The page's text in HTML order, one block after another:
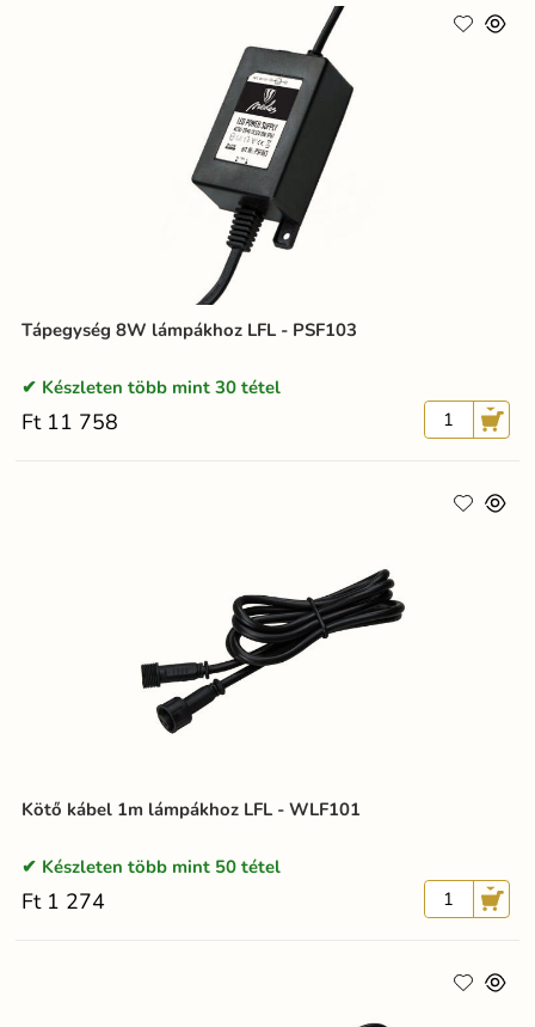
Tápegység 8W lámpákhoz LFL - PSF103
Készleten több mint 30 tétel
Ft 11 758
Kötő kábel 1m lámpákhoz LFL - WLF101
Készleten több mint 50 tétel
Ft 1 274